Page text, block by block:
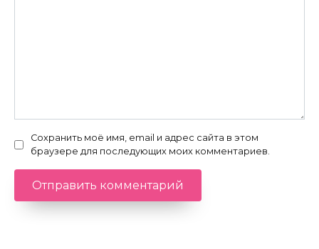
Сохранить моё имя, email и адрес сайта в этом
браузере для последующих моих комментариев.